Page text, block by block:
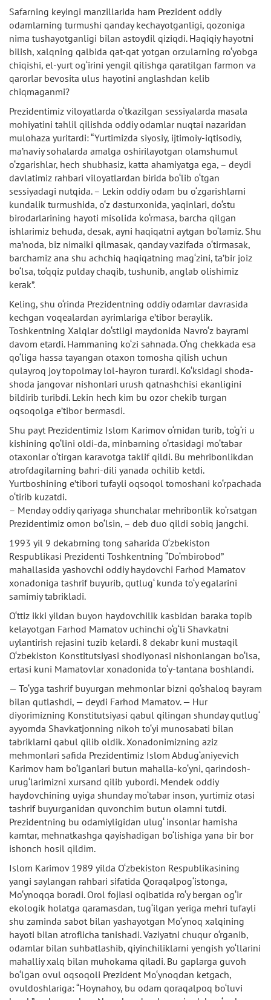
Safarning keyingi manzillarida ham Prezident oddiy
odamlarning turmushi qanday kechayotganligi, qozoniga
nima tushayotganligi bilan astoydil qiziqdi. Haqiqiy hayotni
bilish, xalqning qalbida qat-qat yotgan orzularning ro‘yobga
chiqishi, el-yurt og‘irini yengil qilishga qaratilgan farmon va
qarorlar bevosita ulus hayotini anglashdan kelib
chiqmaganmi?
Prezidentimiz viloyatlarda o‘tkazilgan sessiyalarda masala
mohiyatini tahlil qilishda oddiy odamlar nuqtai nazaridan
mulohaza yuritardi: “Yurtimizda siyosiy, ijtimoiy-iqtisodiy,
ma’naviy sohalarda amalga oshirilayotgan olamshumul
o‘zgarishlar, hech shubhasiz, katta ahamiyatga ega, – deydi
davlatimiz rahbari viloyatlardan birida bo‘lib o‘tgan
sessiyadagi nutqida. – Lekin oddiy odam bu o‘zgarishlarni
kundalik turmushida, o‘z dasturxonida, yaqinlari, do‘stu
birodarlarining hayoti misolida ko‘rmasa, barcha qilgan
ishlarimiz behuda, desak, ayni haqiqatni aytgan bo‘lamiz. Shu
ma’noda, biz nimaiki qilmasak, qanday vazifada o‘tirmasak,
barchamiz ana shu achchiq haqiqatning mag‘zini, ta’bir joiz
bo‘lsa, to‘qqiz pulday chaqib, tushunib, anglab olishimiz
kerak”.
Keling, shu o‘rinda Prezidentning oddiy odamlar davrasida
kechgan voqealardan ayrimlariga e’tibor beraylik.
Toshkentning Xalqlar do‘stligi maydonida Navro‘z bayrami
davom etardi. Hammaning ko‘zi sahnada. O‘ng chekkada esa
qo‘liga hassa tayangan otaxon tomosha qilish uchun
qulayroq joy topolmay lol-hayron turardi. Ko‘ksidagi shoda-
shoda jangovar nishonlari urush qatnashchisi ekanligini
bildirib turibdi. Lekin hech kim bu ozor chekib turgan
oqsoqolga e’tibor bermasdi.
Shu payt Prezidentimiz Islom Karimov o‘rnidan turib, to‘g‘ri u
kishining qo‘lini oldi-da, minbarning o‘rtasidagi mo‘tabar
otaxonlar o‘tirgan karavotga taklif qildi. Bu mehribonlikdan
atrofdagilarning bahri-dili yanada ochilib ketdi.
Yurtboshining e’tibori tufayli oqsoqol tomoshani ko‘rpachada
o‘tirib kuzatdi.
– Menday oddiy qariyaga shunchalar mehribonlik ko‘rsatgan
Prezidentimiz omon bo‘lsin, – deb duo qildi sobiq jangchi.
1993 yil 9 dekabrning tong saharida O‘zbekiston
Respublikasi Prezidenti Toshkentning “Do‘mbirobod”
mahallasida yashovchi oddiy haydovchi Farhod Mamatov
xonadoniga tashrif buyurib, qutlug‘ kunda to‘y egalarini
samimiy tabrikladi.
O‘ttiz ikki yildan buyon haydovchilik kasbidan baraka topib
kelayotgan Farhod Mamatov uchinchi o‘g‘li Shavkatni
uylantirish rejasini tuzib kelardi. 8 dekabr kuni mustaqil
O‘zbekiston Konstitutsiyasi shodiyonasi nishonlangan bo‘lsa,
ertasi kuni Mamatovlar xonadonida to‘y-tantana boshlandi.
— To‘yga tashrif buyurgan mehmonlar bizni qo‘shaloq bayram
bilan qutlashdi, — deydi Farhod Mamatov. — Hur
diyorimizning Konstitutsiyasi qabul qilingan shunday qutlug‘
ayyomda Shavkatjonning nikoh to‘yi munosabati bilan
tabriklarni qabul qilib oldik. Xonadonimizning aziz
mehmonlari safida Prezidentimiz Islom Abdug‘aniyevich
Karimov ham bo‘lganlari butun mahalla-ko‘yni, qarindosh-
urug‘larimizni xursand qilib yubordi. Mendek oddiy
haydovchining uyiga shunday mo‘tabar inson, yurtimiz otasi
tashrif buyurganidan quvonchim butun olamni tutdi.
Prezidentning bu odamiyligidan ulug‘ insonlar hamisha
kamtar, mehnatkashga qayishadigan bo‘lishiga yana bir bor
ishonch hosil qildim.
Islom Karimov 1989 yilda O‘zbekiston Respublikasining
yangi saylangan rahbari sifatida Qoraqalpog‘istonga,
Mo‘ynoqqa boradi. Orol fojiasi oqibatida ro‘y bergan og‘ir
ekologik holatga qaramasdan, tug‘ilgan yeriga mehri tufayli
shu zaminda sabot bilan yashayotgan Mo‘ynoq xalqining
hayoti bilan atroflicha tanishadi. Vaziyatni chuqur o‘rganib,
odamlar bilan suhbatlashib, qiyinchiliklarni yengish yo‘llarini
mahalliy xalq bilan muhokama qiladi. Bu gaplarga guvoh
bo‘lgan ovul oqsoqoli Prezident Mo‘ynoqdan ketgach,
ovuldoshlariga: “Hoynahoy, bu odam qoraqalpoq bo‘luvi